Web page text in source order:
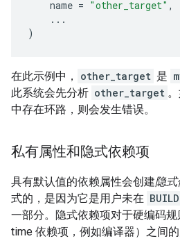
name = "other_target" ,
...
)
在此示例中， other_target 是
此系统会先分析 other_target
中存在环路，则会发生错误。
私有属性和隐式依赖项
具有默认值的依赖属性会创建隐
式的，是因为它是用户未在 BUILD
一部分。隐式依赖项对于硬编码规
time 依赖项，例如编译器）之间